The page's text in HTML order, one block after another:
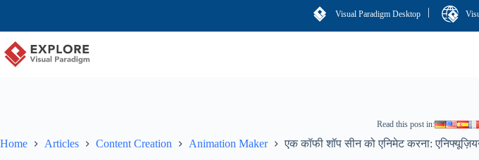
Visual Paradigm Desktop |
Read this post in:
Home Articles Content Creation Animation Maker एक कॉफी शॉप सीन को एनिमेट करना: